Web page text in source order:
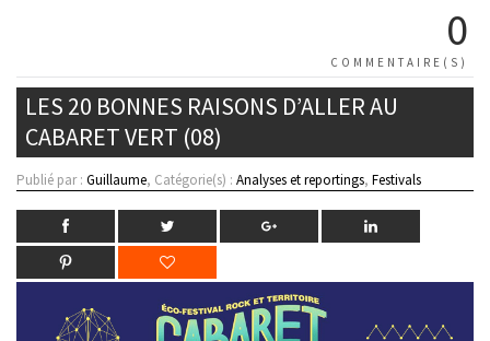
0
COMMENTAIRE(S)
LES 20 BONNES RAISONS D’ALLER AU
CABARET VERT (08)
Publié par : Guillaume, Catégorie(s) : Analyses et reportings, Festivals